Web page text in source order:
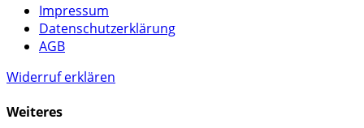
Impressum
Datenschutzerklärung
AGB
Widerruf erklären
Weiteres